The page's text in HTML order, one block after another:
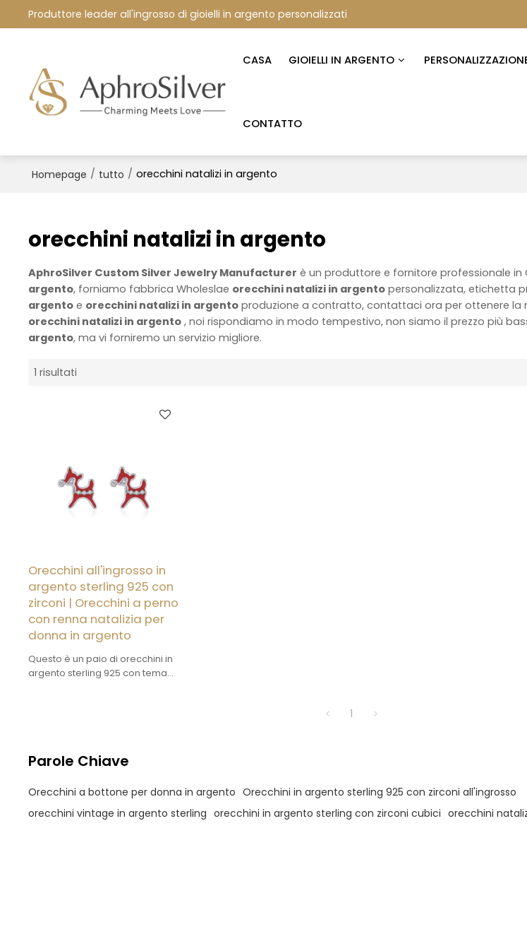
Produttore leader all'ingrosso di gioielli in argento personalizzati
CASA GIOIELLI IN ARGENTO
CONTATTO
Homepage / tutto / orecchini natalizi in argento
orecchini natalizi in argento
AphroSilver Custom Silver Jewelry Manufacturer è un produttore e fornitore professionale in
argento, forniamo fabbrica Wholeslae orecchini natalizi in argento personalizzata, etichetta
argento e orecchini natalizi in argento produzione a contratto, contattaci ora per ottenere la
orecchini natalizi in argento , noi rispondiamo in modo tempestivo, non siamo il prezzo più
argento, ma vi forniremo un servizio migliore.
1 risultati
Orecchini all'ingrosso in
argento sterling 925 con
zirconi | Orecchini a perno
con renna natalizia per
donna in argento
Questo è un paio di orecchini in
argento sterling 925 con tema
1
Parole Chiave
Orecchini a bottone per donna in argento Orecchini in argento sterling 925 con zirconi all'ingrosso
orecchini vintage in argento sterling orecchini in argento sterling con zirconi cubici orecchini